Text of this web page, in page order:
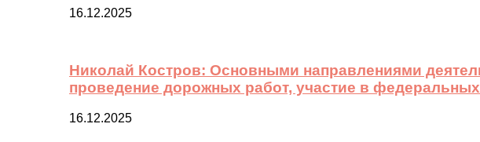
16.12.2025
Николай Костров: Основными направлениями
проведение дорожных работ, участие в
16.12.2025